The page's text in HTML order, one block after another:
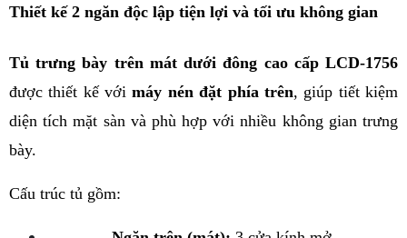
Thiết kế 2 ngăn độc lập tiện lợi và tối ưu không gian
Tủ trưng bày trên mát dưới đông cao cấp LCD-1756
được thiết kế với máy nén đặt phía trên, giúp tiết kiệm
diện tích mặt sàn và phù hợp với nhiều không gian trưng
bày.
Cấu trúc tủ gồm: